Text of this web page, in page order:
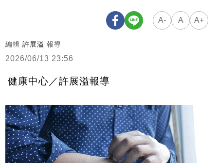
A- A A+
編輯 許展溢 報導
2026/06/13 23:56
健康中心／許展溢報導